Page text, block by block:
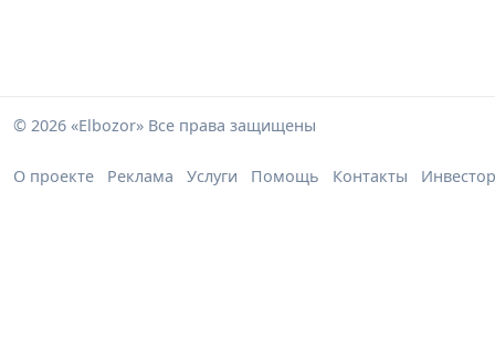
© 2026 «Elbozor» Все права защищены
О проекте Реклама Услуги Помощь Контакты